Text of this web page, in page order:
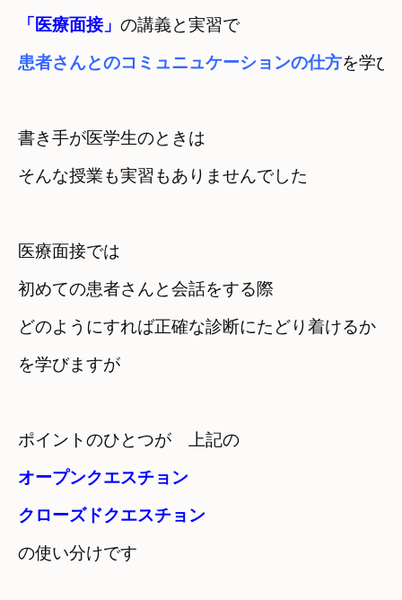
「医療面接」 の講義と実習で
患者さんとのコミュニュケーションの仕方を学び
書き手が医学生のときは
そんな授業も実習もありませんでした
医療面接では
初めての患者さんと会話をする際
どのようにすれば正確な診断にたどり着けるか
を学びますが
ポイントのひとつが
オープンクエスチョン
クローズドクエスチョン
の使い分けです